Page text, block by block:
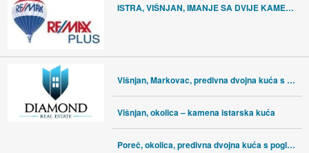
ISTRA, VIŠNJAN, IMANJE SA DVIJE KAMENE KUĆE
Višnjan, Markovac, predivna dvojna kuća s pogledom na more!
Višnjan, okolica – kamena istarska kuća
Poreč, okolica, predivna dvojna kuća s pogledom na more!